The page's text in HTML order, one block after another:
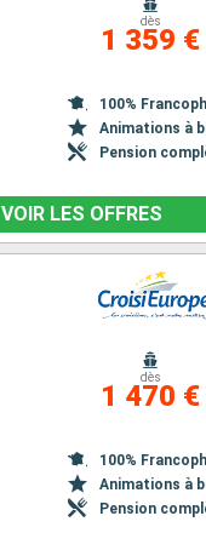
dès
1 359 €
100%
Animations à
Pension
VOIR LES OFFRES
dès
1 470 €
100%
Animations à
Pension